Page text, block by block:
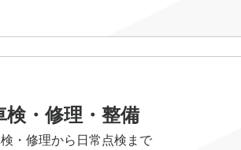
検・修理・整備
・修理から日常点検まで